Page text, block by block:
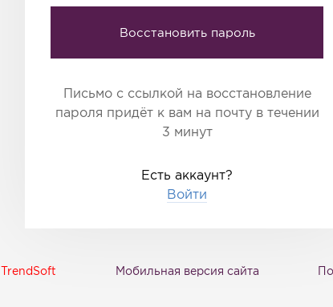
Восстановить пароль
Письмо с ссылкой на восстановление
пароля придёт к вам на почту в течении
3 минут
Есть аккаунт?
Войти
TrendSoft Мобильная версия сайта